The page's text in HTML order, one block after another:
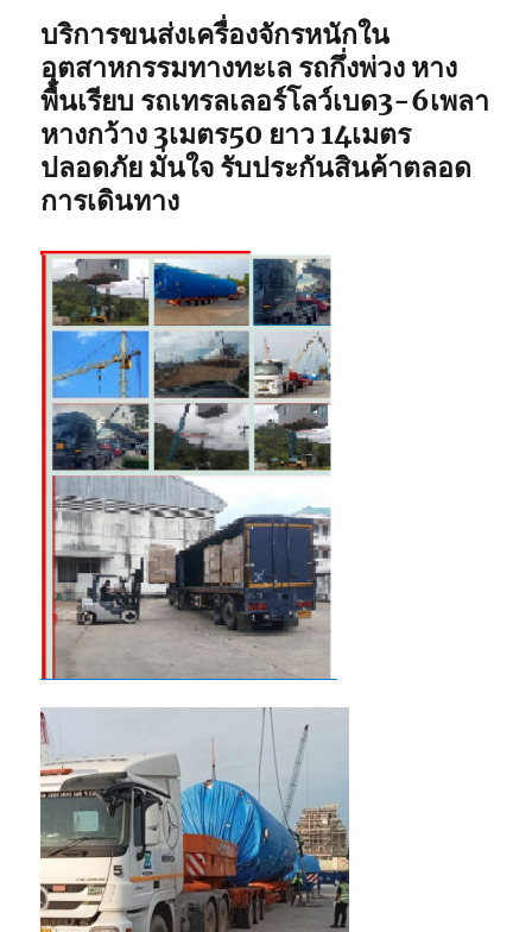
บริการขนส่งเครื่องจักรหนักใน
อุตสาหกรรมทางทะเล รถกึ่งพ่วง หาง
พื้นเรียบ รถเทรลเลอร์โลว์เบด3-6เพลา
หางกว้าง 3เมตร50 ยาว 14เมตร
ปลอดภัย มั่นใจ รับประกันสินค้าตลอด
การเดินทาง